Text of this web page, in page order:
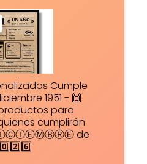
Cumple
1951 - 🙌
para
cumplirán
de